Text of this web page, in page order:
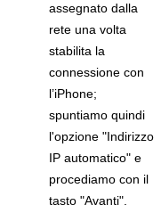
assegnato dalla
rete una volta
stabilita la
connessione con
l’iPhone;
spuntiamo quindi
l'opzione "Indirizzo
IP automatico" e
procediamo con il
tasto "Avanti".